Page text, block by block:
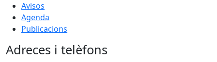
Avisos
Agenda
Publicacions
Adreces i telèfons